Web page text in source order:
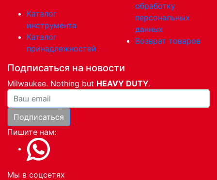
Каталог
инструмента
Каталог
принадлежностей
обработку
персональных
данных
Возврат товаров
Подписаться на новости
Milwaukee. Nothing but HEAVY DUTY.
Ваша почта
Подписаться
Пишите нам:
Мы в соцсетях